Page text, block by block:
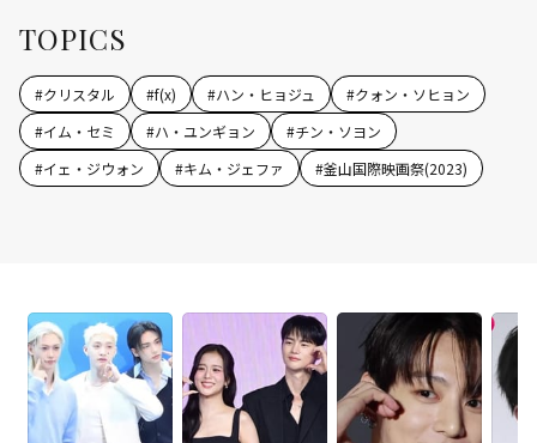
TOPICS
#クリスタル #f(x) #ハン・ヒョジュ #クォン・ソヒョン
#イム・セミ #ハ・ユンギョン #チン・ソヨン
#イェ・ジウォン #キム・ジェファ #釜山国際映画祭(2023)